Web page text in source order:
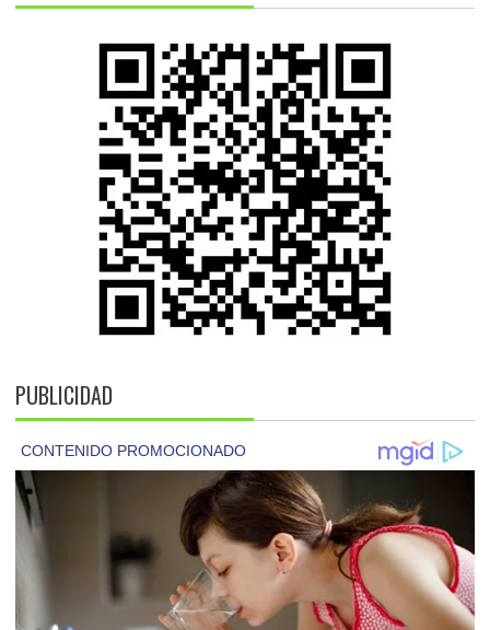
PUBLICIDAD